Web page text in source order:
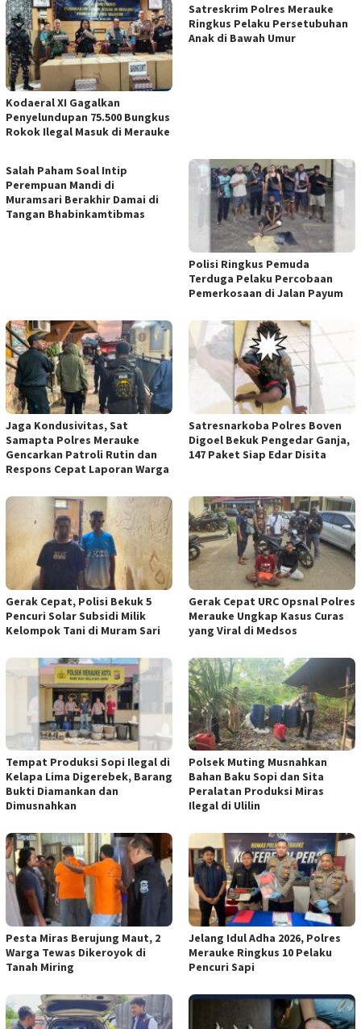
​Kodaeral XI Gagalkan
Penyelundupan 75.500 Bungkus
Rokok Ilegal Masuk di Merauke
Satreskrim Polres Merauke
Ringkus Pelaku Persetubuhan
Anak di Bawah Umur
Salah Paham Soal Intip
Perempuan Mandi di
Muramsari Berakhir Damai di
Tangan Bhabinkamtibmas
Polisi Ringkus Pemuda
Terduga Pelaku Percobaan
Pemerkosaan di Jalan Payum
Jaga Kondusivitas, Sat
Samapta Polres Merauke
Gencarkan Patroli Rutin dan
Respons Cepat Laporan Warga
Satresnarkoba Polres Boven
Digoel Bekuk Pengedar Ganja,
147 Paket Siap Edar Disita
Gerak Cepat, Polisi Bekuk 5
Pencuri Solar Subsidi Milik
Kelompok Tani di Muram Sari
Gerak Cepat URC Opsnal Polres
Merauke Ungkap Kasus Curas
yang Viral di Medsos
Tempat Produksi Sopi Ilegal di
Kelapa Lima Digerebek, Barang
Bukti Diamankan dan
Dimusnahkan
Polsek Muting Musnahkan
Bahan Baku Sopi dan Sita
Peralatan Produksi Miras
Ilegal di Ulilin
Pesta Miras Berujung Maut, 2
Warga Tewas Dikeroyok di
Tanah Miring
Jelang Idul Adha 2026, Polres
Merauke Ringkus 10 Pelaku
Pencuri Sapi